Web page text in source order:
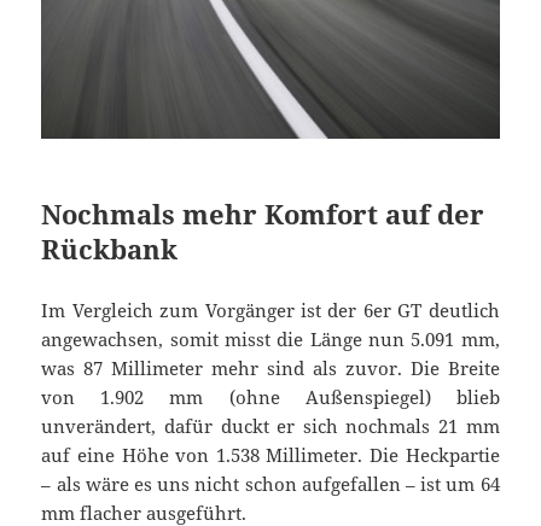
Nochmals mehr Komfort auf der
Rückbank
Im Vergleich zum Vorgänger ist der 6er GT deutlich
angewachsen, somit misst die Länge nun 5.091 mm,
was 87 Millimeter mehr sind als zuvor. Die Breite
von 1.902 mm (ohne Außenspiegel) blieb
unverändert, dafür duckt er sich nochmals 21 mm
auf eine Höhe von 1.538 Millimeter. Die Heckpartie
– als wäre es uns nicht schon aufgefallen – ist um 64
mm flacher ausgeführt.